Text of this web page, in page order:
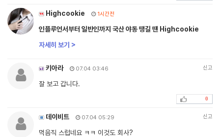
Highcookie 1시간전
인플루언서부터 일반인까지 국산 야동 땡길 땐 Highcookie
자세히 보기 >
키아라 07.04 03:46 신고
잘 보고 갑니다.
0
데이비트 07.04 05:29 신고
먹음직 스럽네요 ㅋㅋ 이것도 회사?